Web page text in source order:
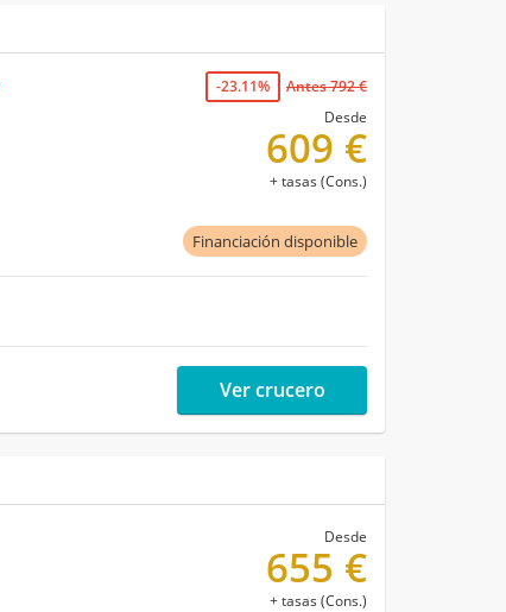
Financiación disponible
-23.11%
Antes 792 €
Desde
609 €
+ tasas (Cons.)
Ver crucero
Desde
655 €
+ tasas (Cons.)